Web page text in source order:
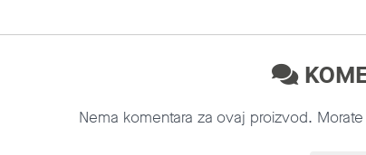
Nema komentara za ovaj proizvod.